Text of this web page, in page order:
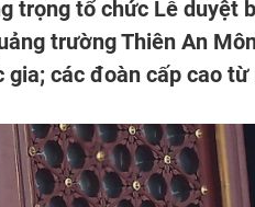
trọng tổ chức Lễ duyệt
trường Thiên An
các đoàn cấp cao